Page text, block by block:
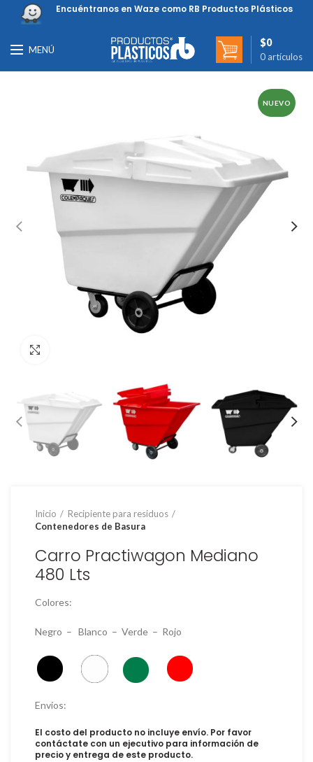
Encuéntranos en Waze como RB Productos Plásticos
MENÚ
0 artículos
$0
NUEVO
Inicio
Recipiente para residuos
Contenedores de Basura
Carro Practiwagon Mediano
480 Lts
Colores:
Negro – Blanco – Verde – Rojo
Envíos:
El costo del producto no incluye envío. Por favor
contáctate con un ejecutivo para información de
precio y entrega de este producto.